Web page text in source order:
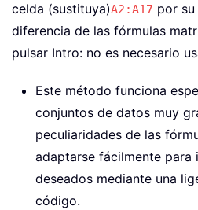
celda (sustituya)A2:A17 por
diferencia de las fórmulas
pulsar Intro: no es necesario
Este método funciona
conjuntos de datos muy
peculiaridades de las
adaptarse fácilmente
deseados mediante una
código.